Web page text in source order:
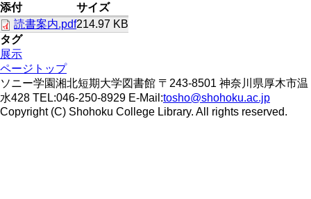
添付
サイズ
読書案内.pdf214.97 KB
タグ
展示
ページトップ
ソニー学園湘北短期大学図書館 〒243-8501 神奈川県厚木市温
水428 TEL:046-250-8929 E-Mail:tosho@shohoku.ac.jp
Copyright (C) Shohoku College Library. All rights reserved.